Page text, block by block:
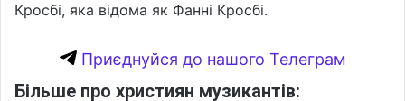
Кросбі, яка відома як Фанні Кросбі.
Приєднуйся до нашого Телеграм
Більше про християн музикантів: